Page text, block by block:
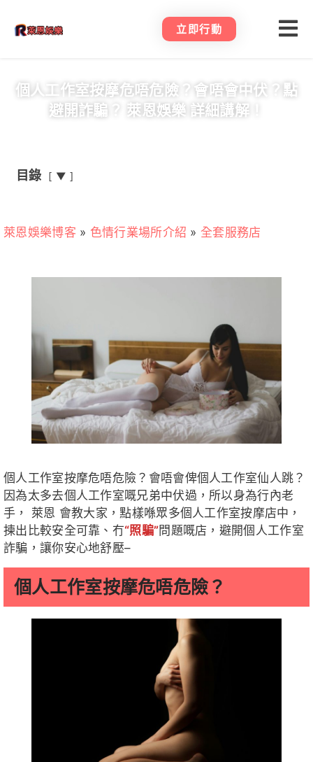
立即行動
個人工作室按摩危唔危險？會唔會中伏？點
避開詐騙？ 萊恩娛樂 詳細講解！
目錄 ▼
萊恩娛樂博客 » 色情行業場所介紹 » 全套服務店
個人工作室按摩危唔危險？會唔會俾個人工作室仙人跳？
因為太多去個人工作室嘅兄弟中伏過，所以身為行內老
手， 萊恩 會教大家，點樣喺眾多個人工作室按摩店中，
揀出比較安全可靠、冇“照騙”問題嘅店，避開個人工作室
詐騙，讓你安心地舒壓–
個人工作室按摩危唔危險？